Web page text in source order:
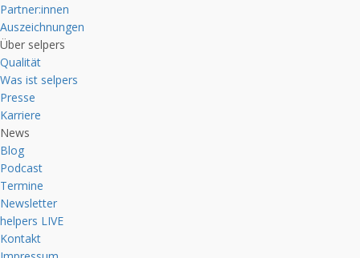
Partner:innen
Auszeichnungen
Über selpers
Qualität
Was ist selpers
Presse
Karriere
News
Blog
Podcast
Termine
Newsletter
helpers LIVE
Kontakt